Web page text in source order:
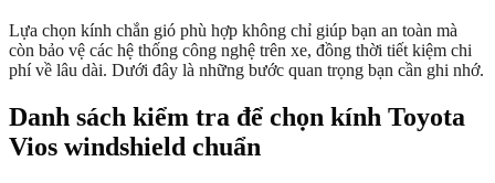
Lựa chọn kính chắn gió phù hợp không chỉ giúp bạn an toàn mà
còn bảo vệ các hệ thống công nghệ trên xe, đồng thời tiết kiệm chi
phí về lâu dài. Dưới đây là những bước quan trọng bạn cần ghi nhớ.
Danh sách kiểm tra để chọn kính Toyota
Vios windshield chuẩn